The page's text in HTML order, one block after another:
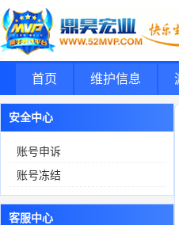
首页 维护信息
安全中心
账号申诉
账号冻结
客服中心